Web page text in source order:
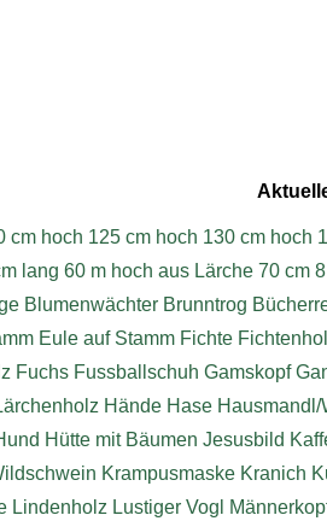
cm hoch 125 cm hoch 130 cm hoch
lang 60 m hoch aus Lärche 70 cm
Blumenwächter Brunntrog
Eule auf Stamm Fichte
Fuchs Fussballschuh Gamskopf
Hände Hase Hausmandl/
Hütte mit Bäumen Jesusbild
Krampusmaske Kranich
Lindenholz Lustiger Vogl